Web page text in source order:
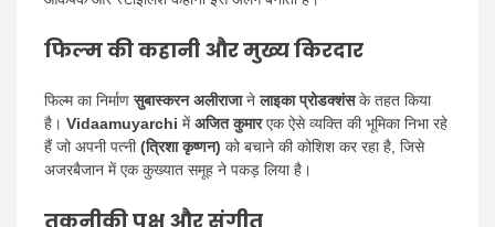
फिल्म की कहानी और मुख्य किरदार
फिल्म का निर्माणसुबास्करन अलीराजानेलाइका प्रोडक्शंसके तहत किया
है। Vidaamuyarchi मेंअजित कुमारएक ऐसे व्यक्ति की भूमिका निभा रहे
हैं जो अपनी पत्नी(त्रिशा कृष्णन) को बचाने की कोशिश कर रहा है, जिसे
अजरबैजान में एक कुख्यात समूह ने पकड़ लिया है।
तकनीकी पक्ष और संगीत